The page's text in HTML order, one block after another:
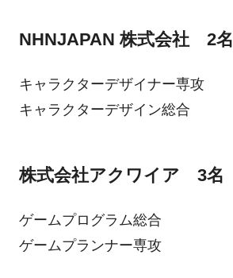
NHNJAPAN 株式会社 2名
キャラクターデザイナー専攻
キャラクターデザイン総合
株式会社アクワイア 3名
ゲームプログラム総合
ゲームプランナー専攻